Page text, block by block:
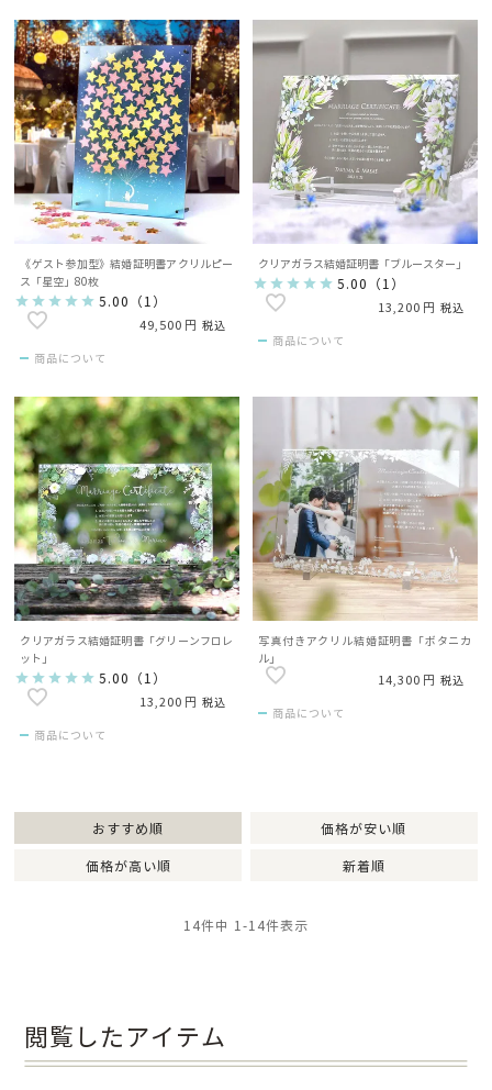
《ゲスト参加型》結婚証明書アクリルピー
ス「星空」80枚
5.00 （ 1 ）
49,500 税込
商品について
クリアガラス結婚証明書「ブルースター」
5.00 （ 1 ）
13,200 税込
商品について
クリアガラス結婚証明書「グリーンフロレ
ット」
5.00 （ 1 ）
13,200 税込
商品について
写真付きアクリル結婚証明書「ボタニカ
ル」
14,300 税込
商品について
おすすめ順 価格が安い順
価格が高い順 新着順
14件中 1-14件表示
閲覧したアイテム